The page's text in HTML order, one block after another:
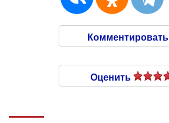
Комментировать
Оценить